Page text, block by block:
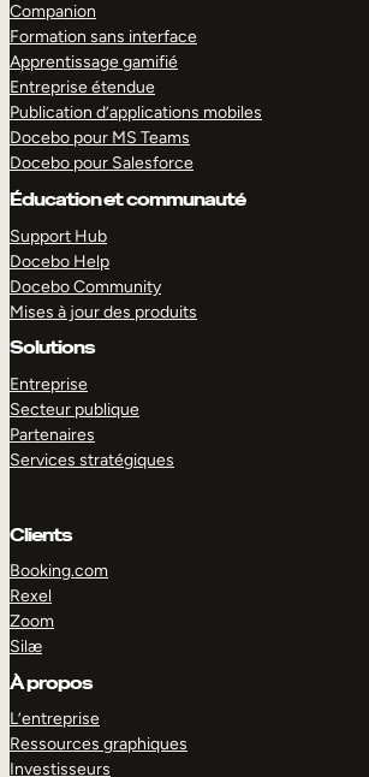
Companion
Formation sans interface
Apprentissage gamifié
Entreprise étendue
Publication d’applications mobiles
Docebo pour MS Teams
Docebo pour Salesforce
Éducation et communauté
Support Hub
Docebo Help
Docebo Community
Mises à jour des produits
Solutions
Entreprise
Secteur publique
Partenaires
Services stratégiques
Clients
Booking.com
Rexel
Zoom
Silæ
À propos
L’entreprise
Ressources graphiques
Investisseurs